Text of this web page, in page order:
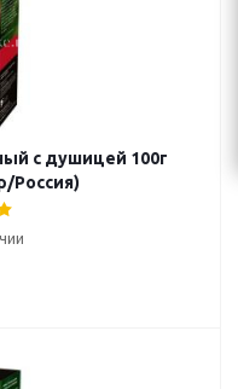
с душицей 100г
Россия)